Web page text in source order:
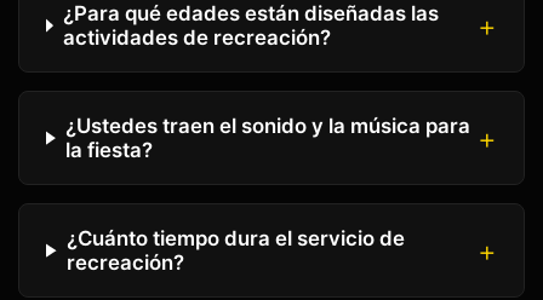
¿Para qué edades están diseñadas las
actividades de recreación?
¿Ustedes traen el sonido y la música para
la fiesta?
¿Cuánto tiempo dura el servicio de
recreación?